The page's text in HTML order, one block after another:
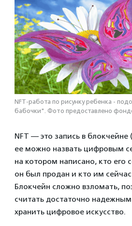
NFT-работа по рисунку ребенка -
бабочки". Фото предоставлено
NFT — это запись в блокчейне
ее можно назвать цифровым
на котором написано, кто его
он был продан и кто им сейчас
Блокчейн сложно взломать,
считать достаточно
хранить цифровое искусство.